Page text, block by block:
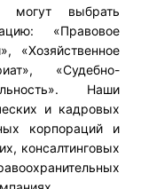
выбрать
«Правовое
«Хозяйственное
«Судебно-
Наши
и кадровых
корпораций и
консалтинговых